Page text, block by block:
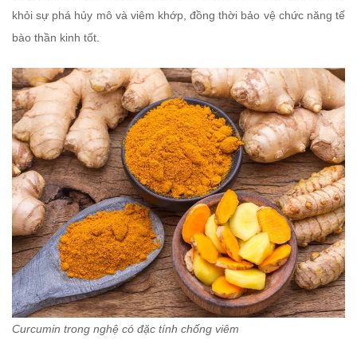
khỏi sự phá hủy mô và viêm khớp, đồng thời bảo vệ chức năng tế
bào thần kinh tốt.
Curcumin trong nghệ có đặc tính chống viêm